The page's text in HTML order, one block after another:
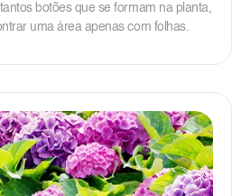
botões que se formam na planta,
uma área apenas com folhas.